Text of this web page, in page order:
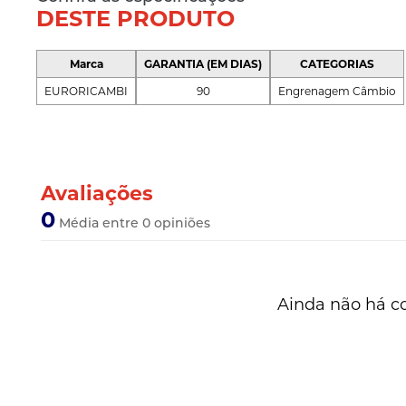
DESTE PRODUTO
Marca
EURORICAMBI
GARANTIA (EM DIAS)
90
CATEGORIAS
Engrenagem Câmbio
Avaliações
0 Média entre 0 opiniões
Ainda não há